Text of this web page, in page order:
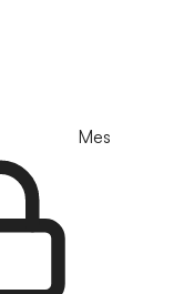
Mes